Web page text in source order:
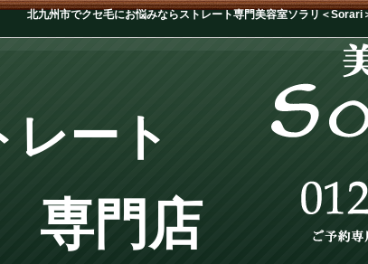
北九州市でクセ毛にお悩みならストレート専門美容室ソラリ＜
ート
専門店